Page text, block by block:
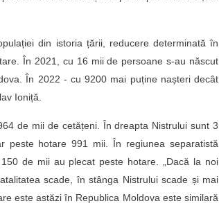
din istoria țării, reducere determinată în
În 2021, cu 16 mii de persoane s-au născut
În 2022 - cu 9200 mai puține nașteri decât
Ioniță.
de mii de cetățeni. În dreapta Nistrului sunt 3
hotare 991 mii. În regiunea separatistă
de mii au plecat peste hotare. „Dacă la noi
scade, în stânga Nistrului scade și mai
este astăzi în Republica Moldova este similară